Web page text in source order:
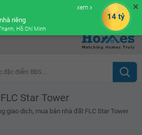
điểm BĐS ...
Star Tower
giao dịch, mua bán nhà đất FLC Star Tower
✕
xem
riêng
Hồ Chí Minh
14 tỷ